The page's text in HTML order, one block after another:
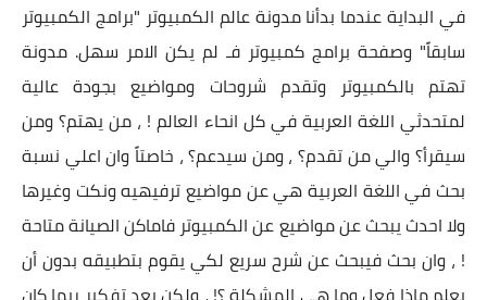
في البداية عندما بدأنا مدونة عالم الكمبيوتر "برامج الكمبيوتر
سابقاً" وصفحة برامج كمبيوتر فـ لم يكن الامر سهل. مدونة
تهتم بالكمبيوتر وتقدم شروحات ومواضيع بجودة عالية
لمتحدثي اللغة العربية في كل انحاء العالم ! ، من يهتم؟ ومن
سيقرأ؟ والي من تقدم؟ ، ومن سيدعم؟ ، خاصتاً وان اعلي نسبة
بحث في اللغة العربية هي عن مواضيع ترفيهيه ونكت وغيرها
ولا احدث يبحث عن مواضيع عن الكمبيوتر فاماكن الصيانة متاحة
! ، وان بحث فيبحث عن شرح سريع لكي يقوم بتطبيقه بدون أن